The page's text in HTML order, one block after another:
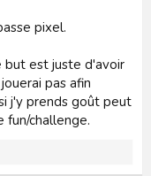
pixel.
but est juste d'avoir
pas afin
j'y prends goût peut
fun/challenge.